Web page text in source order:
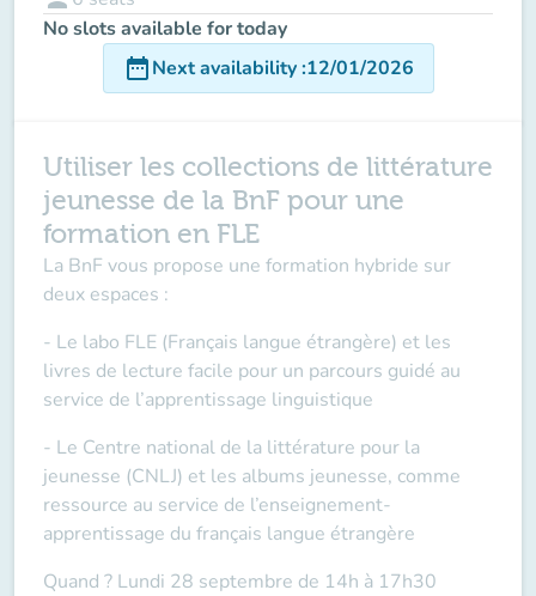
No slots available for today
date_rangeNext availability:12/01/2026
Utiliser les collections de littérature
jeunesse de la BnF pour une
formation en FLE
La BnF vous propose une formation hybride sur
deux espaces :
- Le labo FLE (Français langue étrangère) et les
livres de lecture facile pour un parcours guidé au
service de l’apprentissage linguistique
- Le Centre national de la littérature pour la
jeunesse (CNLJ) et les albums jeunesse, comme
ressource au service de l’enseignement-
apprentissage du français langue étrangère
Quand ? Lundi 28 septembre de 14h à 17h30